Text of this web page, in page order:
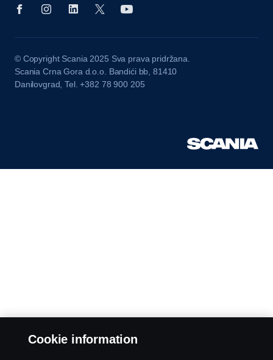
© Copyright Scania 2025 Sva prava pridržana.
Scania Crna Gora d.o.o. Bandići bb, 81410
Danilovgrad, Tel. +382 78 900 205
Cookie information